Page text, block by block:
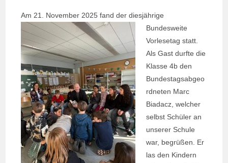
Am 21. November 2025 fand der diesjährige
Bundesweite
Vorlesetag statt.
Als Gast durfte die
Klasse 4b den
Bundestagsabgeo
rdneten Marc
Biadacz, welcher
selbst Schüler an
unserer Schule
war, begrüßen. Er
las den Kindern